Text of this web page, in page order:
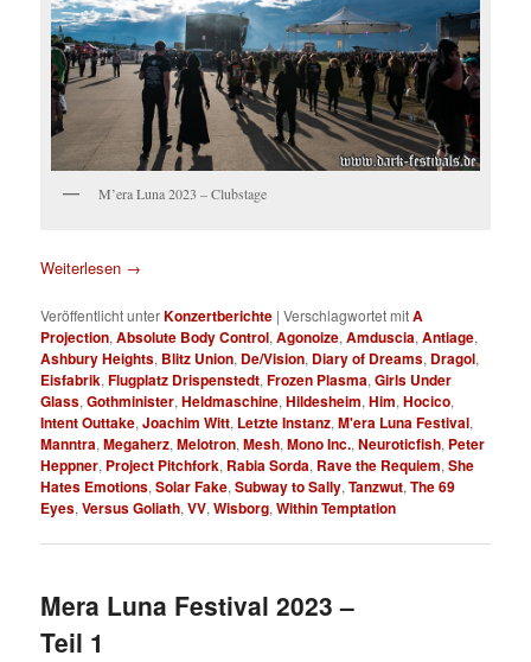
M’era Luna 2023 – Clubstage
Weiterlesen →
Veröffentlicht unterKonzertberichte |Verschlagwortet mitA
Projection,Absolute Body Control,Agonoize,Amduscia,Antiage,
Ashbury Heights, Blitz Union, De/Vision, Diary of Dreams, Dragol,
Eisfabrik,Flugplatz Drispenstedt,Frozen Plasma,Girls Under
Glass,Gothminister,Heldmaschine,Hildesheim,Him,Hocico,
Intent Outtake,Joachim Witt, Letzte Instanz,M'era Luna Festival,
Manntra,Megaherz,Melotron,Mesh,Mono Inc.,Neuroticfish, Peter
Heppner, Project Pitchfork, Rabia Sorda, Rave the Requiem,She
Hates Emotions,Solar Fake,Subway to Sally,Tanzwut,The 69
Eyes,Versus Goliath,VV,Wisborg,Within Temptation
Mera Luna Festival 2023 –
Teil 1